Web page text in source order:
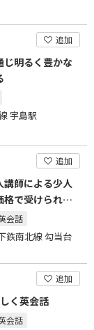
追加
じ明るく豊かな
宇島駅
追加
講師による少人
格で受けられる
会話
鉄南北線 勾当台
追加
く英会話
会話